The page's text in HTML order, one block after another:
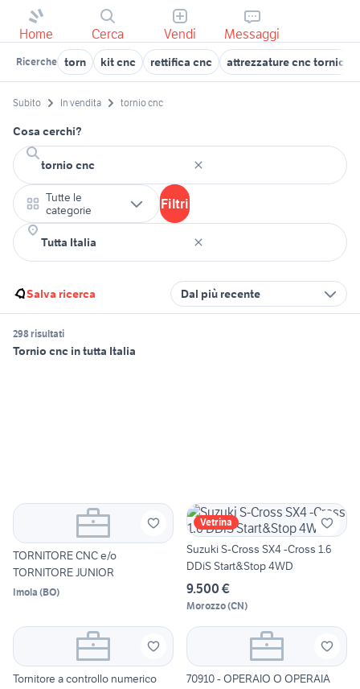
Home Cerca Vendi Messaggi
Ricerche torn kit cnc rettifica cnc attrezzature cnc tornio
Subito In vendita tornio cnc
Cosa cerchi?
Tutte le
categorie
Filtri
Salva ricerca Dal più recente
298 risultati
Tornio cnc in tutta Italia
TORNITORE CNC e/o
TORNITORE JUNIOR
Imola (BO)
Vetrina
Suzuki S-Cross SX4 -Cross 1.6
DDiS Start&Stop 4WD
9.500 €
Morozzo(CN)
Tornitore a controllo numerico
70910 - OPERAIO O OPERAIA